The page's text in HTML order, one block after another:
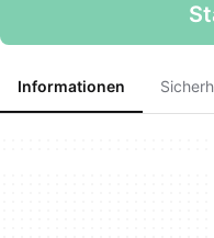
Informationen